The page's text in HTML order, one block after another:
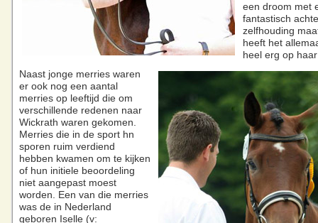
een droom met
fantastisch
zelfhouding
heeft het
heel erg op
Naast jonge merries waren
er ook nog een aantal
merries op leeftijd die om
verschillende redenen naar
Wickrath waren gekomen.
Merries die in de sport hn
sporen ruim verdiend
hebben kwamen om te kijken
of hun initiele beoordeling
niet aangepast moest
worden. Een van die merries
was de in Nederland
geboren Iselle (v: